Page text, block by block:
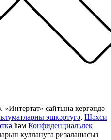
«Интертат» сайтына кергәндә
эшкәртүгә, Шәхси
һәм Конфиденциальлек
куллануга ризалашасыз